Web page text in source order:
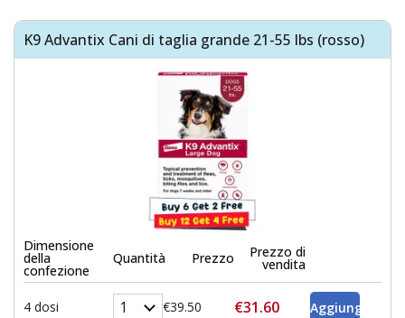
K9 Advantix Cani di taglia grande 21-55 lbs (rosso)
Dimensione
della
confezione
Quantità Prezzo Prezzo di
vendita
4 dosi €39.50 €31.60